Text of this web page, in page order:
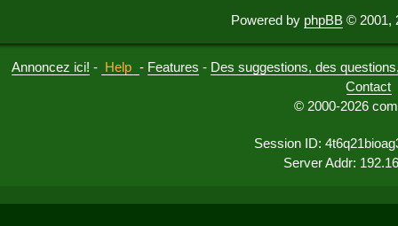
Powered by phpBB © 2001,
Annoncez ici! - Help - Features - Des suggestions, des
Contact
© 2000-2026
Session ID:
Server Addr: